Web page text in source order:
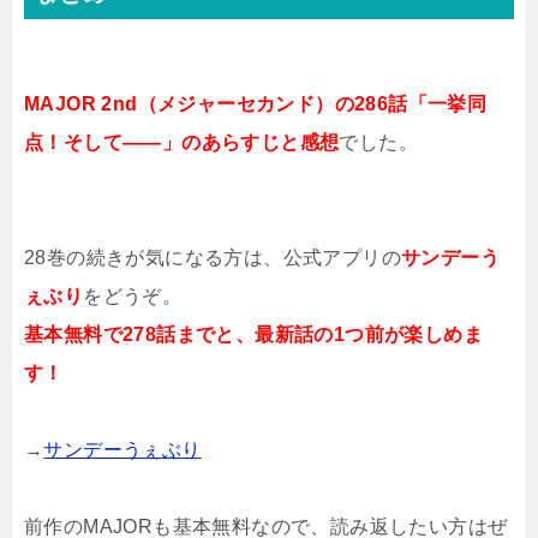
MAJOR 2nd（メジャーセカンド）の286話「一挙同
点！そして――」のあらすじと感想でした。
28巻の続きが気になる方は、公式アプリのサンデーう
ぇぶり をどうぞ。
基本無料で278話までと、最新話の1つ前が楽しめま
す！
→サンデーうぇぶり
前作のMAJORも基本無料なので、読み返したい方はぜ